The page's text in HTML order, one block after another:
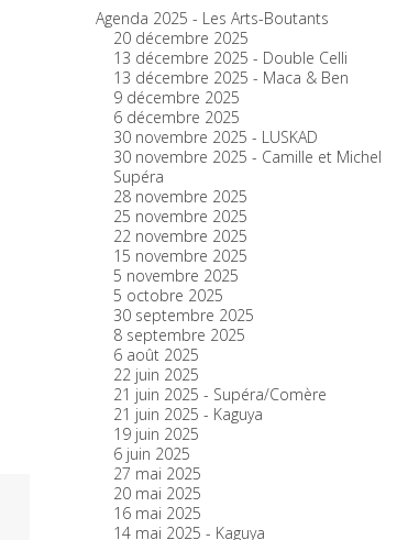
Agenda 2025 - Les Arts-Boutants
20 décembre 2025
13 décembre 2025 - Double Celli
13 décembre 2025 - Maca & Ben
9 décembre 2025
6 décembre 2025
30 novembre 2025 - LUSKAD
30 novembre 2025 - Camille et Michel
Supéra
28 novembre 2025
25 novembre 2025
22 novembre 2025
15 novembre 2025
5 novembre 2025
5 octobre 2025
30 septembre 2025
8 septembre 2025
6 août 2025
22 juin 2025
21 juin 2025 - Supéra/Comère
21 juin 2025 - Kaguya
19 juin 2025
6 juin 2025
27 mai 2025
20 mai 2025
16 mai 2025
14 mai 2025 - Kaguya